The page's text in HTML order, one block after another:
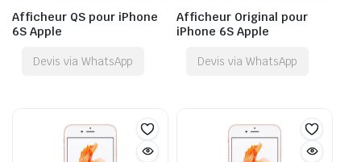
Afficheur QS pour iPhone
6S Apple
Devis via WhatsApp
Afficheur Original pour
iPhone 6S Apple
Devis via WhatsApp